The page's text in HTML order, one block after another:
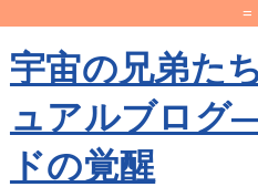
=
宇宙の兄弟た
ュアルブログ
ドの覚醒